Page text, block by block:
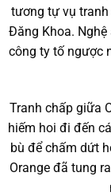
tương tự vụ tranh
Đăng Khoa.
công ty tố ngược
Tranh chấp giữa
hiếm hoi đi đến
bù để chấm dứt
Orange đã tung